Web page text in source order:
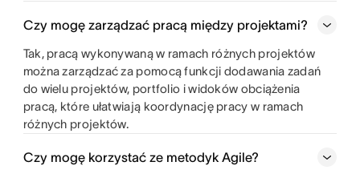
Czy mogę zarządzać pracą między projektami?
Tak, pracą wykonywaną w ramach różnych projektów
można zarządzać za pomocą funkcji dodawania zadań
do wielu projektów, portfolio i widoków obciążenia
pracą, które ułatwiają koordynację pracy w ramach
różnych projektów.
Czy mogę korzystać ze metodyk Agile?